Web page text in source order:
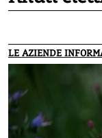
LE AZIENDE